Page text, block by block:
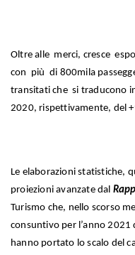
Oltre alle merci, cresce
con più di 800mila
transitati che si traducono
2020, rispettivamente, del
Le elaborazioni statistiche,
proiezioni avanzate dal
Turismo che, nello scorso
consuntivo per l’anno
hanno portato lo scalo del